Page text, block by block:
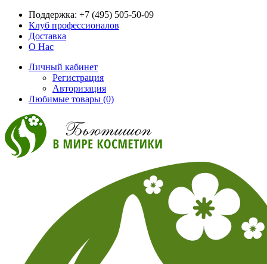
Поддержка: +7 (495) 505-50-09
Клуб профессионалов
Доставка
О Нас
Личный кабинет
Регистрация
Авторизация
Любимые товары (0)